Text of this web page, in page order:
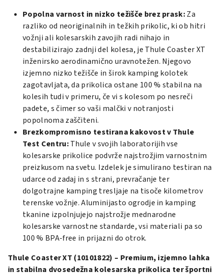
Popolna varnost in nizko težišče brez prask:Za
razliko od neoriginalnih in težkih prikolic, ki ob hitri
vožnji ali kolesarskih zavojih radi nihajo in
destabilizirajo zadnji del kolesa, je Thule Coaster XT
inženirsko aerodinamično uravnotežen. Njegovo
izjemno nizko težišče in širok kamping kolotek
zagotavljata, da prikolica ostane 100 % stabilna na
kolesih tudi v primeru, če vi s kolesom po nesreči
padete, s čimer so vaši malčki v notranjosti
popolnoma zaščiteni.
Brezkompromisno testirana kakovost v Thule
Test Centru:Thule v svojih laboratorijih vse
kolesarske prikolice podvrže najstrožjim varnostnim
preizkusom na svetu. Izdelek je simulirano testiran na
udarce od zadaj in s strani, prevračanje ter
dolgotrajne kamping tresljaje na tisoče kilometrov
terenske vožnje. Aluminijasto ogrodje in kamping
tkanine izpolnjujejo najstrožje mednarodne
kolesarske varnostne standarde, vsi materiali pa so
100 % BPA-free in prijazni do otrok.
Thule Coaster XT (10101822) – Premium, izjemno lahka
in stabilna dvosedežna kolesarska prikolica ter športni